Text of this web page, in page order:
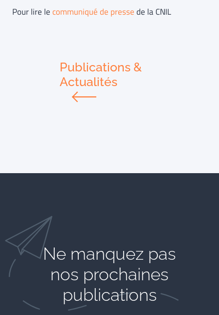
Pour lire lecommuniqué de pressede la CNIL
Publications &
Actualités
Ne manquez pas
nos prochaines
publications